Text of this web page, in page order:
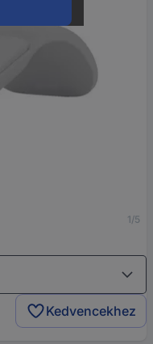
1/5
Kedvencekhez